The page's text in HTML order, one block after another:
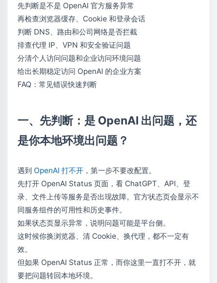
先判断是不是 OpenAI 官方服务异常
再检查浏览器缓存、Cookie 和登录会话
判断 DNS、路由和公司网络是否拦截
排查代理 IP、VPN 和安全验证问题
分清个人访问问题和企业访问环境问题
给出长期稳定访问 OpenAI 的企业方案
FAQ：常见错误快速判断
一、先判断：是 OpenAI 出问题，还
是你本地环境出问题？
遇到 OpenAI 打不开 ，第一步不要改配置。
先打开 OpenAI Status 页面，看 ChatGPT、API、登
录、文件上传等服务是否出现故障。官方状态页会显示不
同服务组件的可用性和历史事件。
如果状态页显示异常，说明问题可能是平台侧。
这时候你换浏览器、清 Cookie、换代理，都不一定有
效。
但如果 OpenAI Status 正常，而你这里一直打不开，就
要把问题转回本地环境。